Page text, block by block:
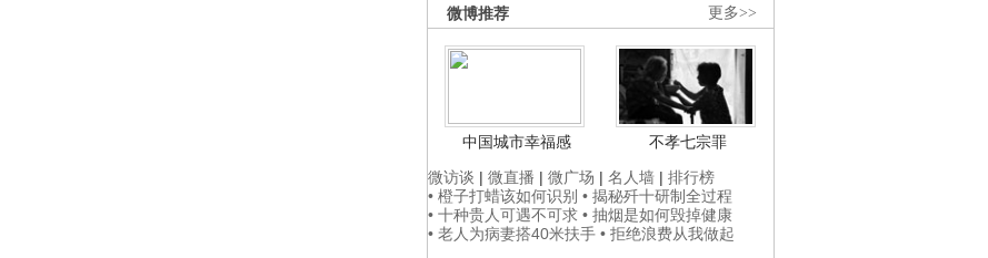
更多>>
微博推荐
中国城市幸福感
不孝七宗罪
微访谈 | 微直播 | 微广场 | 名人墙 | 排行榜
• 橙子打蜡该如何识别 • 揭秘歼十研制全过程
• 十种贵人可遇不可求 • 抽烟是如何毁掉健康
• 老人为病妻搭40米扶手 • 拒绝浪费从我做起